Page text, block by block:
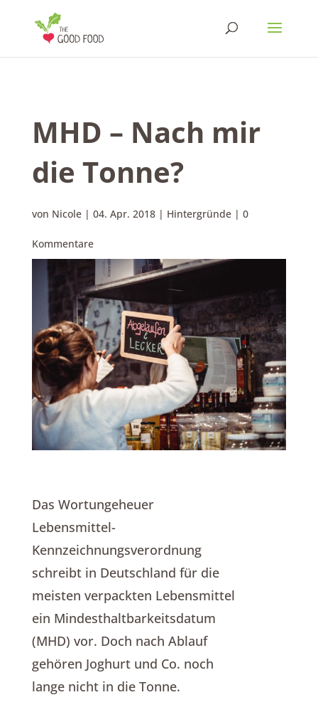
MHD – Nach mir
die Tonne?
von Nicole| 04. Apr. 2018| Hintergründe| 0
Kommentare
Das Wortungeheuer
Lebensmittel-
Kennzeichnungsverordnung
schreibt in Deutschland für die
meisten verpackten Lebensmittel
ein Mindesthaltbarkeitsdatum
(MHD) vor. Doch nach Ablauf
gehören Joghurt und Co. noch
lange nicht in die Tonne.